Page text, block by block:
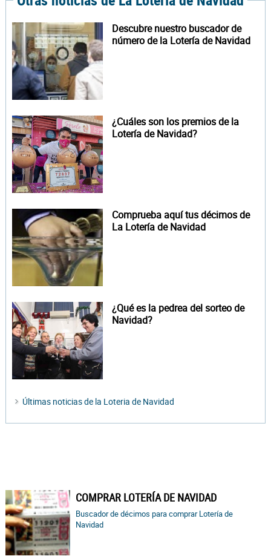
Descubre nuestro buscador de
número de la Lotería de Navidad
¿Cuáles son los premios de la
Lotería de Navidad?
Comprueba aquí tus décimos de
La Lotería de Navidad
¿Qué es la pedrea del sorteo de
Navidad?
Últimas noticias de la Loteria de Navidad
COMPRAR LOTERÍA DE NAVIDAD
Buscador de décimos para comprar Lotería de
Navidad